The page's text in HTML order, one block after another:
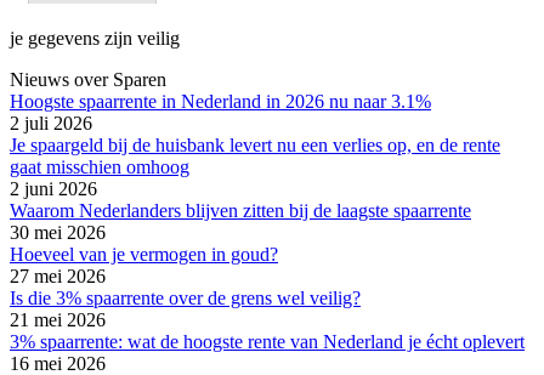
je gegevens zijn veilig
Nieuws over Sparen
Hoogste spaarrente in Nederland in 2026 nu naar 3.1%
2 juli 2026
Je spaargeld bij de huisbank levert nu een verlies op, en de rente
gaat misschien omhoog
2 juni 2026
Waarom Nederlanders blijven zitten bij de laagste spaarrente
30 mei 2026
Hoeveel van je vermogen in goud?
27 mei 2026
Is die 3% spaarrente over de grens wel veilig?
21 mei 2026
3% spaarrente: wat de hoogste rente van Nederland je écht oplevert
16 mei 2026